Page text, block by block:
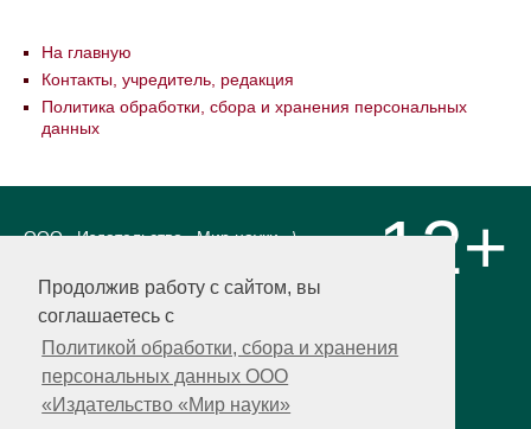
Продолжив работу с сайтом, вы
соглашаетесь с
Политикой обработки, сбора и хранения
персональных данных ООО
«Издательство «Мир науки»
На главную
Контакты, учредитель, редакция
Политика обработки, сбора и хранения персональных
данных
ООО «Издательство «Мир науки» \
LLC Материалы, размещенные на сайте,
охраняются Законом о защите авторских
прав. Публикация любых материалов
этого сайта запрещена без
предварительного согласования с
издательством. Авторские права на
размещенные на сайте научные
12+